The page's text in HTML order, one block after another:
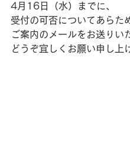
4月16日（水）までに、
受付の可否についてあらた
ご案内のメールをお送りい
どうぞ宜しくお願い申し上